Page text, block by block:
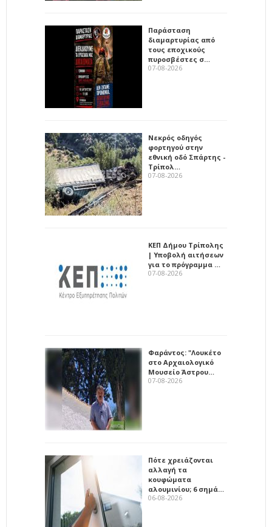
Παράσταση
διαμαρτυρίας από
τους εποχικούς
πυροσβέστες σ…
07-08-2026
Νεκρός οδηγός
φορτηγού στην
εθνική οδό Σπάρτης -
Τρίπολ…
07-08-2026
ΚΕΠ Δήμου Τρίπολης
| Υποβολή αιτήσεων
για το πρόγραμμα …
07-08-2026
Φαράντος: "Λουκέτο
στο Αρχαιολογικό
Μουσείο Άστρου…
07-08-2026
Πότε χρειάζονται
αλλαγή τα
κουφώματα
αλουμινίου; 6 σημά…
06-08-2026